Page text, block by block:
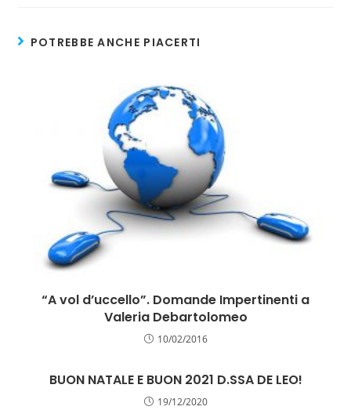
POTREBBE ANCHE PIACERTI
“A vol d’uccello”. Domande Impertinenti a
Valeria Debartolomeo
10/02/2016
BUON NATALE E BUON 2021 D.SSA DE LEO!
19/12/2020